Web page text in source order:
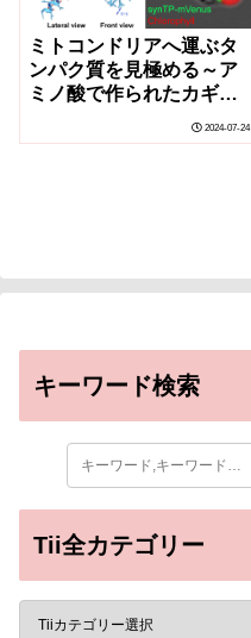
ミトコンドリアへ運ぶタ
ンパク質を見極める～ア
ミノ酸で作られたカギと
2024-07-24
キーワード検索
Tii全カテゴリー